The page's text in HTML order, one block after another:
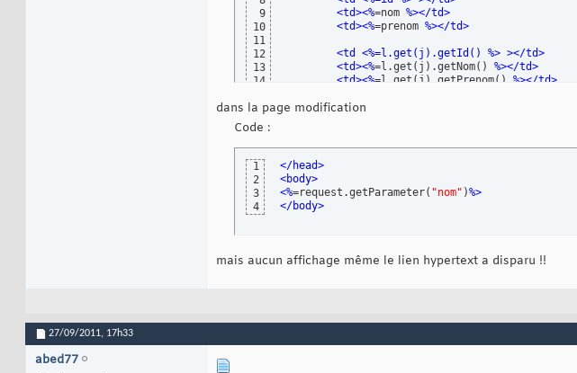
9
10
11
12
13
14
16
17
<td><%=nom %></td>
<td><%=prenom %></td>
<td <%=l.get ( j ) .getId ( ) %> ></td>
<td><%=l.get ( j ) .getNom( ) %></td>
<td><%=l.get ( j ) .getPrenom( ) %></td>
<td>
dans la page modification
Code :
1
2
3
4
</head>
<body>
<%=request.getParameter( "nom" )%>
</body>
mais aucun affichage même le lien hypertext a disparu !!
27/09/2011, 17h33
abed77